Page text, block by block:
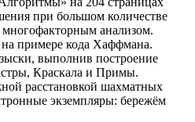
при большом количестве
многофакторным анализом.
примере кода Хаффмана.
выполнив построение
Краскала и Примы.
расстановкой шахматных
экземпляры: бережём